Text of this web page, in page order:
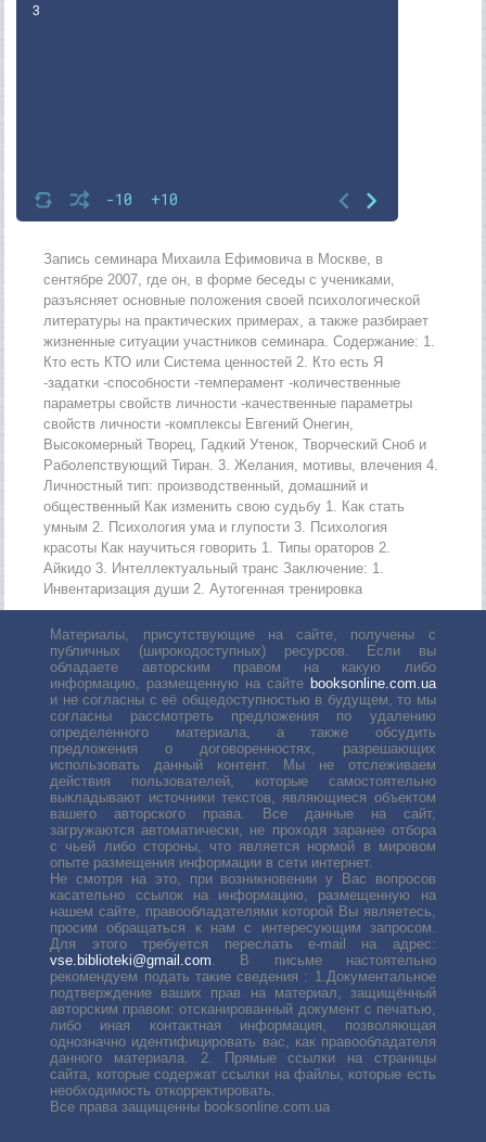
-10 +10
3
Запись семинара Михаила Ефимовича в Москве, в
сентябре 2007, где он, в форме беседы с учениками,
разъясняет основные положения своей психологической
литературы на практических примерах, а также разбирает
жизненные ситуации участников семинара. Содержание: 1.
Кто есть КТО или Система ценностей 2. Кто есть Я
-задатки -способности -темперамент -количественные
параметры свойств личности -качественные параметры
свойств личности -комплексы Евгений Онегин,
Высокомерный Творец, Гадкий Утенок, Творческий Сноб и
Раболепствующий Тиран. 3. Желания, мотивы, влечения 4.
Личностный тип: производственный, домашний и
общественный Как изменить свою судьбу 1. Как стать
умным 2. Психология ума и глупости 3. Психология
красоты Как научиться говорить 1. Типы ораторов 2.
Айкидо 3. Интеллектуальный транс Заключение: 1.
Инвентаризация души 2. Аутогенная тренировка
Материалы, присутствующие на сайте, получены с
публичных (широкодоступных) ресурсов. Если вы
обладаете авторским правом на какую либо
информацию, размещенную на сайте booksonline.com.ua
и не согласны с её общедоступностью в будущем, то мы
согласны рассмотреть предложения по удалению
определенного материала, а также обсудить
предложения о договоренностях, разрешающих
использовать данный контент. Мы не отслеживаем
действия пользователей, которые самостоятельно
выкладывают источники текстов, являющиеся объектом
вашего авторского права. Все данные на сайт,
загружаются автоматически, не проходя заранее отбора
с чьей либо стороны, что является нормой в мировом
опыте размещения информации в сети интернет.
Не смотря на это, при возникновении у Вас вопросов
касательно ссылок на информацию, размещенную на
нашем сайте, правообладателями которой Вы являетесь,
просим обращаться к нам с интересующим запросом.
Для этого требуется переслать е-mail на адрес:
vse.biblioteki@gmail.com. В письме настоятельно
рекомендуем подать такие сведения : 1.Документальное
подтверждение ваших прав на материал, защищённый
авторским правом: отсканированный документ с печатью,
либо иная контактная информация, позволяющая
однозначно идентифицировать вас, как правообладателя
данного материала. 2. Прямые ссылки на страницы
сайта, которые содержат ссылки на файлы, которые есть
необходимость откорректировать.
Все права защищенны booksonline.com.ua